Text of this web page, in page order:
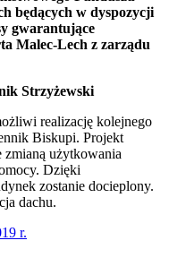
będących w dyspozycji
gwarantujące
Malec-Lech z zarządu
Strzyżewski
realizację kolejnego
Biskupi. Projekt
użytkowania
Dzięki
zostanie docieplony.
dachu.
r.